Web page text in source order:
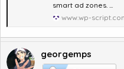
smart ad zones. ...
www.wp-
georgemps